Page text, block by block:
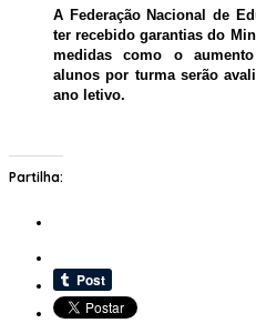
A Federação Nacional de
ter recebido garantias do
medidas como o
alunos por turma serão
ano letivo.
Partilha: